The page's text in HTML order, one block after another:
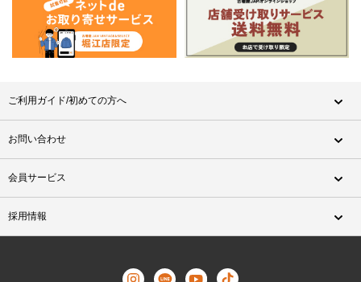
ご利用ガイド/初めての方へ
お問い合わせ
会員サービス
採用情報